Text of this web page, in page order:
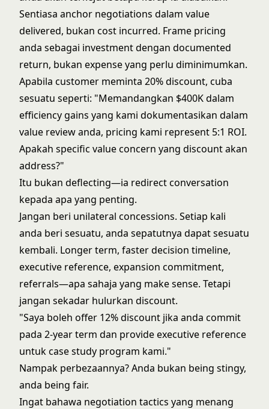
Sentiasa anchor negotiations dalam value
delivered, bukan cost incurred. Frame pricing
anda sebagai investment dengan documented
return, bukan expense yang perlu diminimumkan.
Apabila customer meminta 20% discount, cuba
sesuatu seperti: "Memandangkan $400K dalam
efficiency gains yang kami dokumentasikan dalam
value review anda, pricing kami represent 5:1 ROI.
Apakah specific value concern yang discount akan
address?"
Itu bukan deflecting—ia redirect conversation
kepada apa yang penting.
Jangan beri unilateral concessions. Setiap kali
anda beri sesuatu, anda sepatutnya dapat sesuatu
kembali. Longer term, faster decision timeline,
executive reference, expansion commitment,
referrals—apa sahaja yang make sense. Tetapi
jangan sekadar hulurkan discount.
"Saya boleh offer 12% discount jika anda commit
pada 2-year term dan provide executive reference
untuk case study program kami."
Nampak perbezaannya? Anda bukan being stingy,
anda being fair.
Ingat bahawa negotiation tactics yang menang